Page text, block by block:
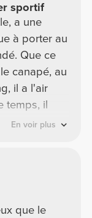
sportif
a une
à porter au
Que ce
canapé, au
il a l'air
temps, il
En voir plus
que le